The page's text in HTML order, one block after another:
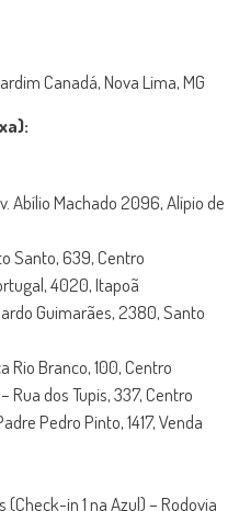
Canadá, Nova Lima, MG
Abílio Machado 2096, Alípio de
Santo, 639, Centro
4020, Itapoã
Guimarães, 2380, Santo
Rio Branco, 100, Centro
Rua dos Tupis, 337, Centro
Pedro Pinto, 1417, Venda
in 1 na Azul) – Rodovia